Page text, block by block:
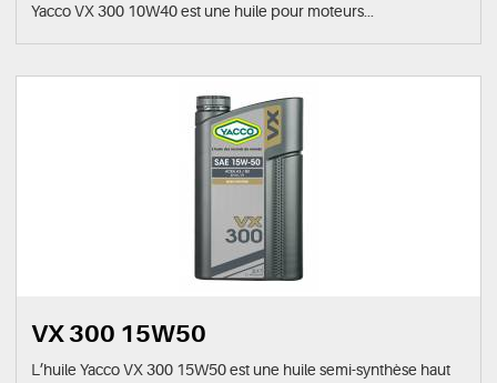
Yacco VX 300 10W40 est une huile pour moteurs...
VX 300 15W50
L’huile Yacco VX 300 15W50 est une huile semi-synthèse haut